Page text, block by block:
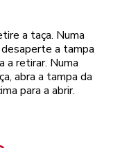
a taça. Numa
a tampa
a retirar. Numa
abra a tampa da
para a abrir.